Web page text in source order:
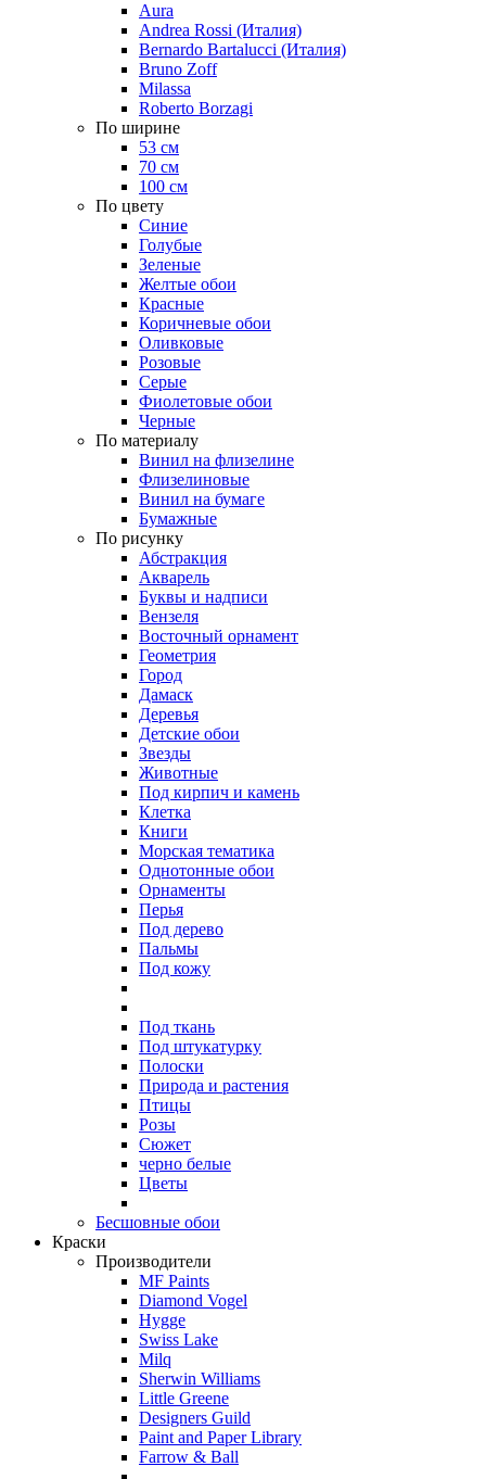
Aura
Andrea Rossi (Италия)
Bernardo Bartalucci (Италия)
Bruno Zoff
Milassa
Roberto Borzagi
По ширине
53 см
70 см
100 см
По цвету
Синие
Голубые
Зеленые
Желтые обои
Красные
Коричневые обои
Оливковые
Розовые
Серые
Фиолетовые обои
Черные
По материалу
Винил на флизелине
Флизелиновые
Винил на бумаге
Бумажные
По рисунку
Абстракция
Акварель
Буквы и надписи
Вензеля
Восточный орнамент
Геометрия
Город
Дамаск
Деревья
Детские обои
Звезды
Животные
Под кирпич и камень
Клетка
Книги
Морская тематика
Однотонные обои
Орнаменты
Перья
Под дерево
Пальмы
Под кожу
Под ткань
Под штукатурку
Полоски
Природа и растения
Птицы
Розы
Сюжет
черно белые
Цветы
Бесшовные обои
Краски
Производители
MF Paints
Diamond Vogel
Hygge
Swiss Lake
Milq
Sherwin Williams
Little Greene
Designers Guild
Paint and Paper Library
Farrow & Ball